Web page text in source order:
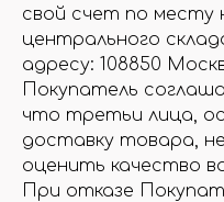
свой счет по месту
центрального
адресу: 108850
Покупатель
что третьи лица,
доставку товара,
оценить качество
При отказе